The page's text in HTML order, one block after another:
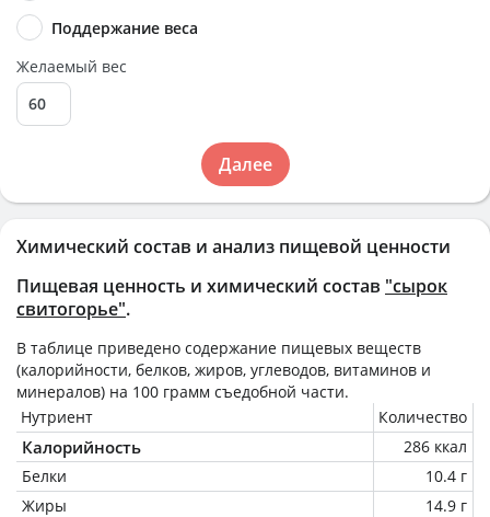
Химический состав и анализ пищевой ценности
Пищевая ценность и химический состав "сырок
свитогорье".
В таблице приведено содержание пищевых веществ
(калорийности, белков, жиров, углеводов, витаминов и
минералов) на 100 грамм съедобной части.
Нутриент
Количество
Калорийность
286 ккал
Белки
10.4 г
Жиры
14.9 г
Поддержание веса
Желаемый вес
Далее